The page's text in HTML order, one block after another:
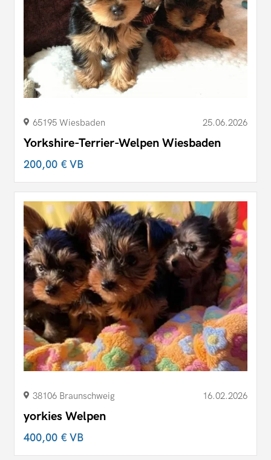
65195 Wiesbaden 25.06.2026
Yorkshire-Terrier-Welpen Wiesbaden
200,00 €VB
38106 Braunschweig 16.02.2026
yorkies Welpen
400,00 €VB